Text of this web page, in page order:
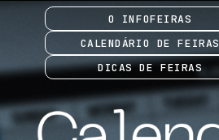
O INFOFEIRAS
CALENDÁRIO DE FEIRAS
DICAS DE FEIRAS